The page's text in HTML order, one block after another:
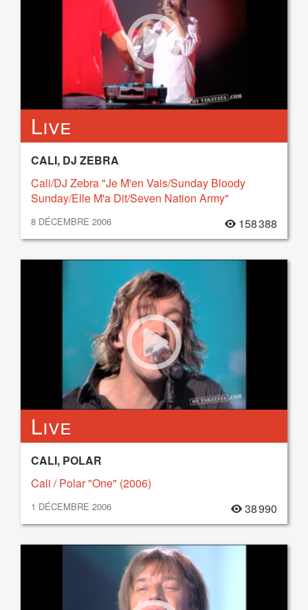
Live
CALI, DJ ZEBRA
Cali/DJ Zebra "Je M'en Vais/Sunday Bloody
Sunday/Elle M'a Dit/Seven Nation Army"
8 DÉCEMBRE 2006 158 388
Live
CALI, POLAR
Cali / Polar "One" (2006)
1 DÉCEMBRE 2006 38 990